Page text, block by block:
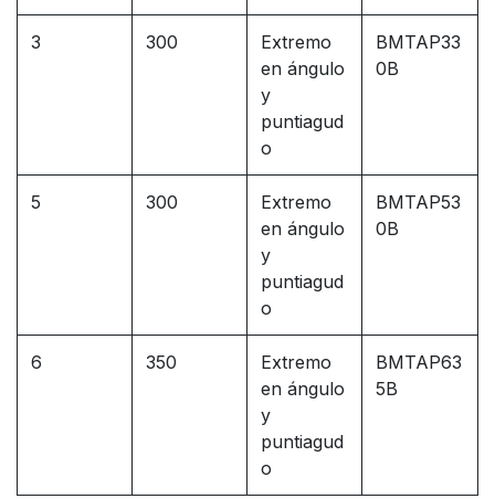
3 300
Extremo
en ángulo
y
puntiagud
o
BMTAP33
0B
5 300
Extremo
en ángulo
y
puntiagud
o
BMTAP53
0B
6 350
Extremo
en ángulo
y
puntiagud
o
BMTAP63
5B